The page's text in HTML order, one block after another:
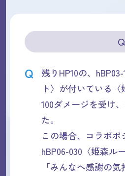
Q
残りHP10の、
ト〉が付いている
100ダメージを受け
た。
この場合、コラボポ
hBP06-030〈姫森ル
「みんなへ感謝の